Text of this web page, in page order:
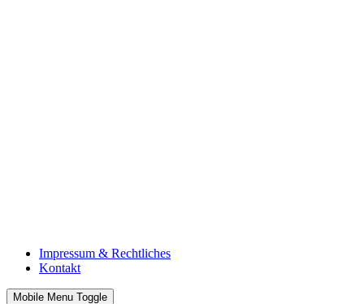
Impressum & Rechtliches
Kontakt
Mobile Menu Toggle